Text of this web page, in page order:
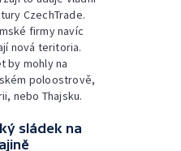
CzechTrade.
firmy navíc
nová teritoria.
by mohly na
poloostrově,
nebo Thajsku.
sládek na